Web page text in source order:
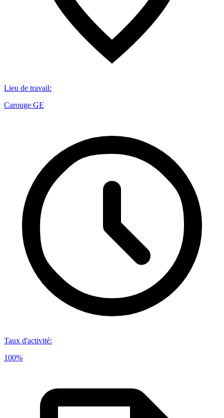
Lieu de travail:
Carouge GE
Taux d'activité:
100%